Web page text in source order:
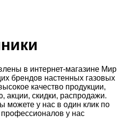
в интернет-магазине Мир
брендов настенных газовых
качество продукции,
акции, скидки, распродажи.
можете у нас в один клик по
у нас